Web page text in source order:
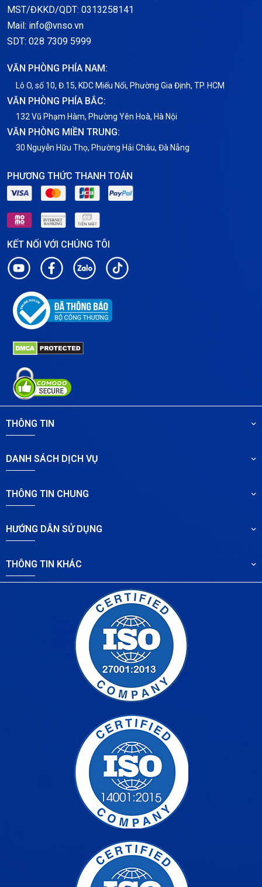
Thông báo
Thông tin chung
Tin tức
MST/ĐKKD/QDT: 0313258141
Mail: info@vnso.vn
SDT: 028 7309 5999
VĂN PHÒNG PHÍA NAM:
Lô O, số 10, Đ.15, KDC Miếu Nổi, Phường Gia Định, TP. HCM
VĂN PHÒNG PHÍA BẮC:
132 Vũ Phạm Hàm, Phường Yên Hoà, Hà Nội
VĂN PHÒNG MIỀN TRUNG:
30 Nguyễn Hữu Thọ, Phường Hải Châu, Đà Nẵng
PHƯƠNG THỨC THANH TOÁN
KẾT NỐI VỚI CHÚNG TÔI
THÔNG TIN
DANH SÁCH DỊCH VỤ
THÔNG TIN CHUNG
HƯỚNG DẪN SỬ DỤNG
THÔNG TIN KHÁC